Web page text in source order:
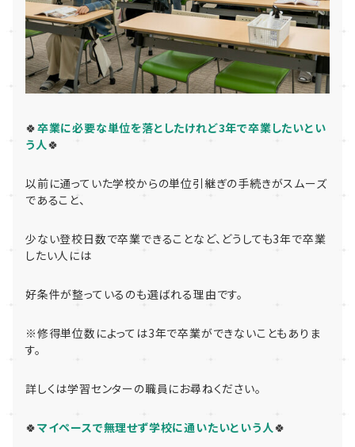
🍀卒業に必要な単位を落としたけれど3年で卒業したいとい
う人🍀
以前に通っていた学校からの単位引継ぎの手続きがスムーズ
であること、
少ない登校日数で卒業できることなど、どうしても3年で卒業
したい人には
好条件が整っているのも選ばれる理由です。
※修得単位数によっては3年で卒業ができないこともありま
す。
詳しくは学習センターの職員にお尋ねください。
🍀マイペースで無理せず学校に通いたいという人🍀